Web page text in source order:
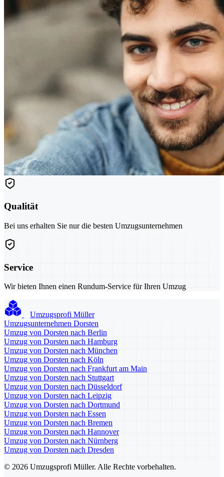
Qualität
Bei uns erhalten Sie nur die besten Umzugsunternehmen
Service
Wir bieten Ihnen einen Rundum-Service für Ihren Umzug
Umzugsprofi Müller
Umzugsunternehmen Dorsten
Umzug von Dorsten nach Berlin
Umzug von Dorsten nach Hamburg
Umzug von Dorsten nach München
Umzug von Dorsten nach Köln
Umzug von Dorsten nach Frankfurt am Main
Umzug von Dorsten nach Stuttgart
Umzug von Dorsten nach Düsseldorf
Umzug von Dorsten nach Leipzig
Umzug von Dorsten nach Dortmund
Umzug von Dorsten nach Essen
Umzug von Dorsten nach Bremen
Umzug von Dorsten nach Hannover
Umzug von Dorsten nach Nürnberg
Umzug von Dorsten nach Dresden
© 2026 Umzugsprofi Müller. Alle Rechte vorbehalten.